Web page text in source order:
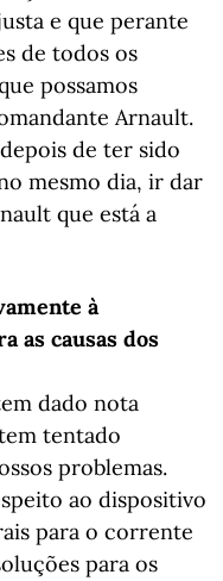
e que perante
de todos os
possamos
Arnault.
de ter sido
mesmo dia, ir dar
que está a
à
as causas dos
dado nota
tentado
problemas.
ao dispositivo
para o corrente
para os